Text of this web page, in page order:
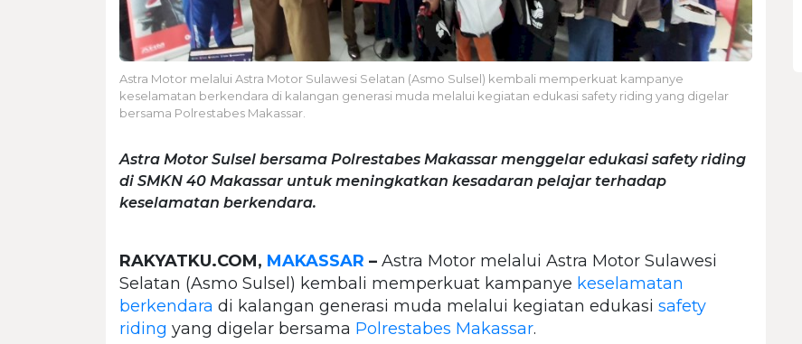
Astra Motor melalui Astra Motor Sulawesi Selatan (Asmo Sulsel) kembali memperkuat kampanye
keselamatan berkendara di kalangan generasi muda melalui kegiatan edukasi safety riding yang digelar
bersama Polrestabes Makassar.
Astra Motor Sulsel bersama Polrestabes Makassar menggelar edukasi safety riding
di SMKN 40 Makassar untuk meningkatkan kesadaran pelajar terhadap
keselamatan berkendara.
RAKYATKU.COM, MAKASSAR – Astra Motor melalui Astra Motor Sulawesi
Selatan (Asmo Sulsel) kembali memperkuat kampanye keselamatan
berkendara di kalangan generasi muda melalui kegiatan edukasi safety
riding yang digelar bersama Polrestabes Makassar.